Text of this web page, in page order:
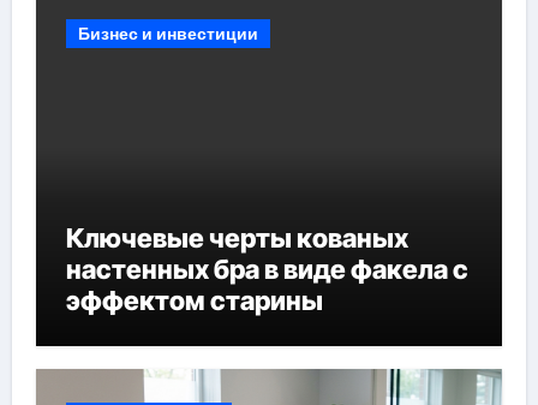
Бизнес и инвестиции
Ключевые черты кованых
настенных бра в виде факела с
эффектом старины